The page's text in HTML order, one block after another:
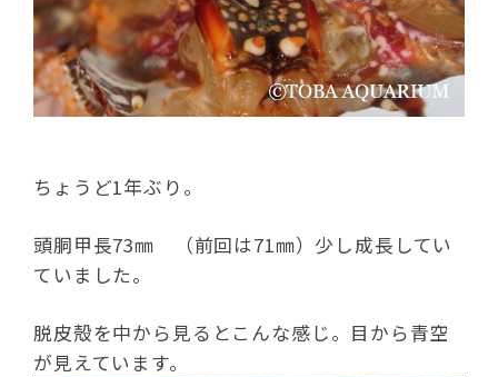
ちょうど1年ぶり。
頭胴甲長73㎜ （前回は71㎜）少し成長してい
ていました。
脱皮殻を中から見るとこんな感じ。目から青空
が見えています。